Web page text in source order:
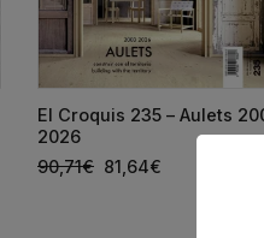
El Croquis 235 – Aulets
2026
90,71€ 81,64€